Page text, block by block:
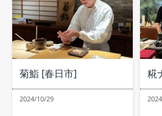
菊鮨 [春日市]
2024/10/29
糀